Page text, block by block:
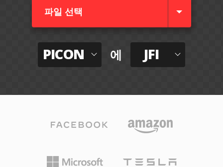
파일 선택
PICON 에 JFI